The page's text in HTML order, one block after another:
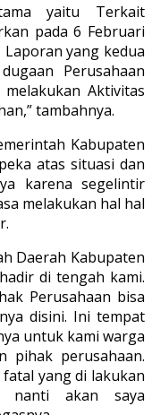
yaitu Terkait
pada 6 Februari
yang kedua
Perusahaan
Aktivitas
tambahnya.
Kabupaten
atas situasi dan
karena segelintir
melakukan hal hal
Daerah Kabupaten
di tengah kami.
Perusahaan bisa
disini. Ini tempat
untuk kami warga
pihak perusahaan.
yang di lakukan
nanti akan saya